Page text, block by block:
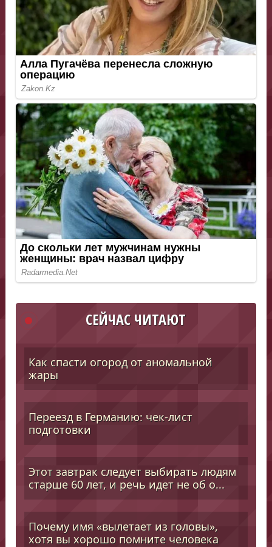
СЕЙЧАС ЧИТАЮТ
Как спасти огород от аномальной
жары
Переезд в Германию: чек-лист
подготовки
Этот завтрак следует выбирать людям
старше 60 лет, и речь идет не об о...
Почему имя «вылетает из головы»,
хотя вы хорошо помните человека